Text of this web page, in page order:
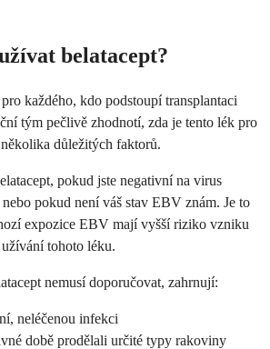
belatacept?
každého, kdo podstoupí transplantaci
tým pečlivě zhodnotí, zda je tento lék pro
důležitých faktorů.
pokud jste negativní na virus
pokud není váš stav EBV znám. Je to
expozice EBV mají vyšší riziko vzniku
tohoto léku.
nemusí doporučovat, zahrnují:
neléčenou infekci
době prodělali určité typy rakoviny